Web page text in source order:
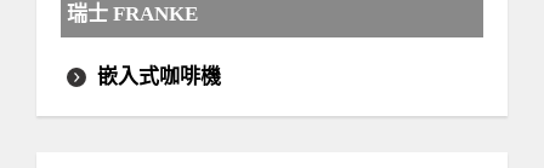
瑞士 FRANKE
嵌入式咖啡機